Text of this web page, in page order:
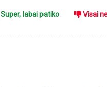
Super, labai patiko Visai